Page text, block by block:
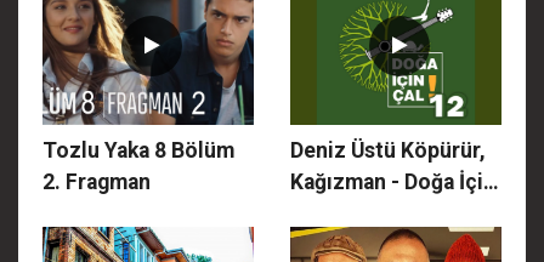
OLACAK?
1.Trailer
Tozlu Yaka 8 Bölüm
2. Fragman
Deniz Üstü Köpürür,
Kağızman - Doğa İçin